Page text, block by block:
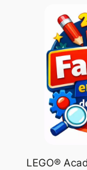
LEGO®